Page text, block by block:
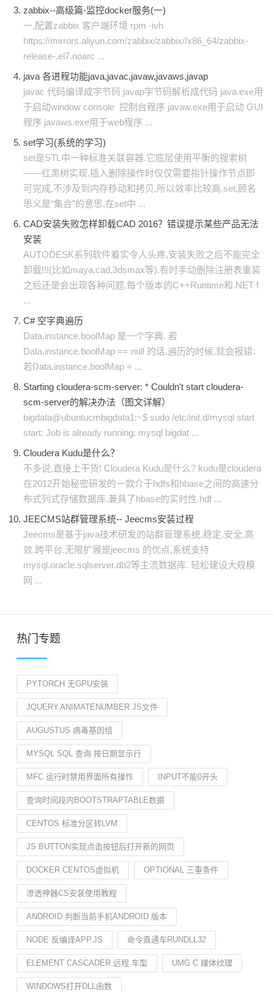
zabbix--高级篇-监控docker服务(一)
一,配置zabbix 客户端环境 rpm -ivh
https://mirrors.aliyun.com/zabbix/zabbix//x86_64/zabbix-
release-.el7.noarc ...
java 各进程功能java,javac,javaw,javaws,javap
javac 代码编译成字节码 javap字节码解析成代码 java.exe用
于启动window console 控制台程序 javaw.exe用于启动 GUI
程序 javaws.exe用于web程序 ...
set学习(系统的学习)
set是STL中一种标准关联容器.它底层使用平衡的搜索树
——红黑树实现,插入删除操作时仅仅需要指针操作节点即
可完成,不涉及到内存移动和拷贝,所以效率比较高.set,顾名
思义是“集合”的意思,在set中 ...
CAD安装失败怎样卸载CAD 2016？错误提示某些产品无法
安装
AUTODESK系列软件着实令人头疼,安装失败之后不能完全
卸载!!!(比如maya,cad,3dsmax等).有时手动删除注册表重装
之后还是会出现各种问题,每个版本的C++Runtime和.NET f
...
C# 空字典遍历
Data.instance.boolMap 是一个字典. 若
Data.instance.boolMap == null 的话,遍历的时候,就会报错:
若Data.instance.boolMap = ...
Starting cloudera-scm-server: * Couldn't start cloudera-
scm-server的解决办法（图文详解）
bigdata@ubuntucmbigdata1:~$ sudo /etc/init.d/mysql start
start: Job is already running: mysql bigdat ...
Cloudera Kudu是什么？
不多说,直接上干货! Cloudera Kudu是什么? kudu是cloudera
在2012开始秘密研发的一款介于hdfs和hbase之间的高速分
布式列式存储数据库.兼具了hbase的实时性.hdf ...
JEECMS站群管理系统-- Jeecms安装过程
Jeecms是基于java技术研发的站群管理系统,稳定.安全.高
效.跨平台.无限扩展是jeecms 的优点,系统支持
mysql.oracle.sqlserver.db2等主流数据库. 轻松建设大规模
网 ...
热门专题
PYTORCH 无GPU安装
JQUERY.ANIMATENUMBER.JS文件
AUGUSTUS 病毒基因组
MYSQL SQL 查询 按日期显示行
MFC 运行时禁用界面所有操作 INPUT不能0开头
查询时间段内BOOTSTRAPTABLE数据
CENTOS 标准分区转LVM
JS BUTTON实现点击按钮后打开新的网页
DOCKER CENTOS虚拟机 OPTIONAL 三重条件
渗透神器CS安装使用教程
ANDROID 判断当前手机ANDROID 版本
NODE 反编译APP.JS 命令直通车RUNDLL32
ELEMENT CASCADER 远程 车型 UMG C 媒体纹理
WINDOWS打开DLL函数